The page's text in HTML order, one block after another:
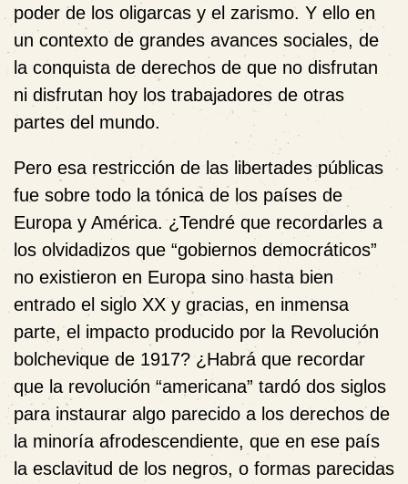
poder de los oligarcas y el zarismo. Y ello en
un contexto de grandes avances sociales, de
la conquista de derechos de que no disfrutan
ni disfrutan hoy los trabajadores de otras
partes del mundo.
Pero esa restricción de las libertades públicas
fue sobre todo la tónica de los países de
Europa y América. ¿Tendré que recordarles a
los olvidadizos que “gobiernos democráticos”
no existieron en Europa sino hasta bien
entrado el siglo XX y gracias, en inmensa
parte, el impacto producido por la Revolución
bolchevique de 1917? ¿Habrá que recordar
que la revolución “americana” tardó dos siglos
para instaurar algo parecido a los derechos de
la minoría afrodescendiente, que en ese país
la esclavitud de los negros, o formas parecidas